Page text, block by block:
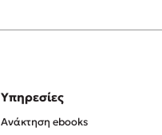
Υπηρεσίες
Ανάκτηση ebooks